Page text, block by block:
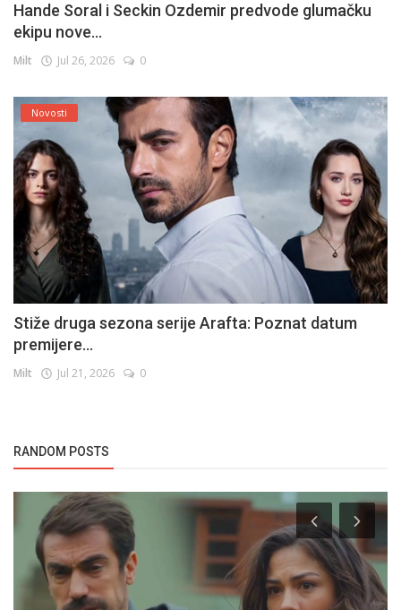
Hande Soral i Seckin Ozdemir predvode glumačku
ekipu nove...
Milt Jul 26, 2026 0
Novosti
Stiže druga sezona serije Arafta: Poznat datum
premijere...
Milt Jul 21, 2026 0
RANDOM POSTS